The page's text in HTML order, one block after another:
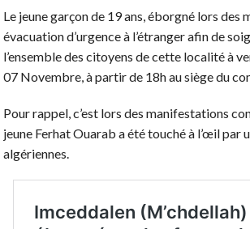
Le jeune garçon de 19 ans, éborgné lors
évacuation d’urgence à l’étranger afin de
l’ensemble des citoyens de cette localité à
07 Novembre, à partir de 18h au siège du
Pour rappel, c’est lors des manifestations
jeune Ferhat Ouarab a été touché à l’œil par
algériennes.